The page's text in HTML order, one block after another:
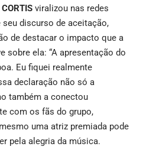
CORTIS viralizou nas redes
discurso de aceitação,
de destacar o impacto que a
sobre ela: “A apresentação do
Eu fiquei realmente
declaração não só a
também a conectou
com os fãs do grupo,
uma atriz premiada pode
pela alegria da música.